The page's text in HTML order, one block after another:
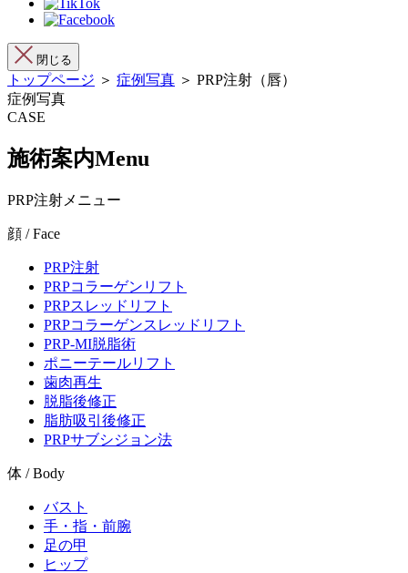
閉じる
トップページ ＞ 症例写真 ＞ PRP注射（唇）
症例写真
CASE
施術案内Menu
PRP注射メニュー
顔 / Face
PRP注射
PRPコラーゲンリフト
PRPスレッドリフト
PRPコラーゲンスレッドリフト
PRP-MI脱脂術
ポニーテールリフト
歯肉再生
脱脂後修正
脂肪吸引後修正
PRPサブシジョン法
体 / Body
バスト
手・指・前腕
足の甲
ヒップ